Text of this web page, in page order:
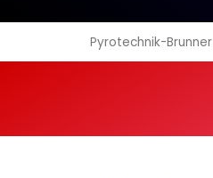
Pyrotechnik-Brunner